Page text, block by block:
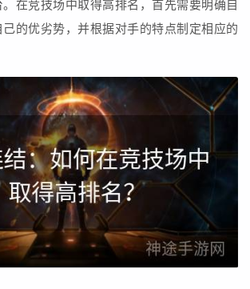
在竞技场中取得高排名，首先需要明确自
的优劣势，并根据对手的特点制定相应的